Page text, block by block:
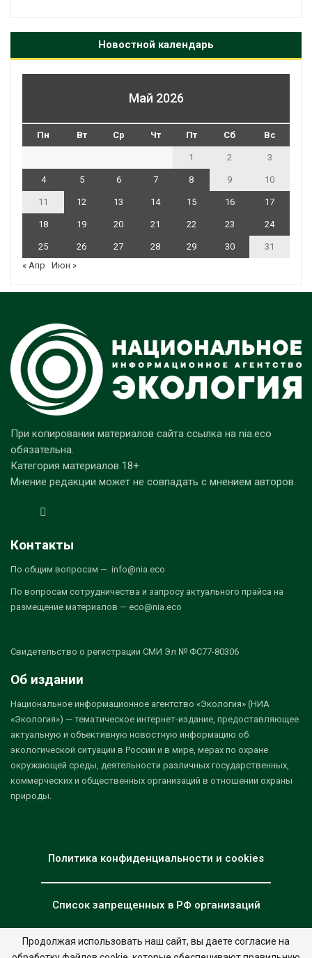
Новостной календарь
Май 2026
Пн Вт Ср Чт Пт Сб Вс
1 2 3
4 5 6 7 8 9 10
11 12 13 14 15 16 17
18 19 20 21 22 23 24
25 26 27 28 29 30
31
« Апр
Июн »
При копировании материалов сайта ссылка на nia.eco
обязательна.
Категория материалов 18+
Мнение редакции может не совпадать с мнением авторов.
Контакты
По общим вопросам — info@nia.eco
По вопросам сотрудничества и запросу актуального прайса на
размещение материалов — eco@nia.eco
Свидетельство о регистрации СМИ Эл № ФС77-80306
Об издании
Национальное информационное агентство «Экология» (НИА
«Экология») — тематическое интернет-издание, предоставляющее
актуальную и объективную новостную информацию об
экологической ситуации в России и в мире, мерах по охране
окружающей среды, деятельности различных государственных,
коммерческих и общественных организаций в отношении охраны
природы.
Политика конфиденциальности и cookies
Список запрещенных в РФ организаций
Продолжая использовать наш сайт, вы даете согласие на